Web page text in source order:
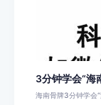
3分钟学会“海
海南骨牌3分钟学会